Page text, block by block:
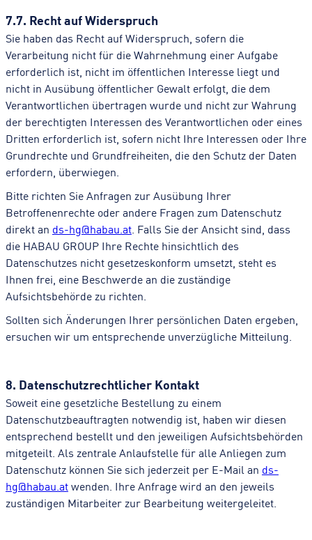
7.7. Recht auf Widerspruch
Sie haben das Recht auf Widerspruch, sofern die
Verarbeitung nicht für die Wahrnehmung einer Aufgabe
erforderlich ist, nicht im öffentlichen Interesse liegt und
nicht in Ausübung öffentlicher Gewalt erfolgt, die dem
Verantwortlichen übertragen wurde und nicht zur Wahrung
der berechtigten Interessen des Verantwortlichen oder eines
Dritten erforderlich ist, sofern nicht Ihre Interessen oder Ihre
Grundrechte und Grundfreiheiten, die den Schutz der Daten
erfordern, überwiegen.
Bitte richten Sie Anfragen zur Ausübung Ihrer
Betroffenenrechte oder andere Fragen zum Datenschutz
direkt an ds-hg@habau.at. Falls Sie der Ansicht sind, dass
die HABAU GROUP Ihre Rechte hinsichtlich des
Datenschutzes nicht gesetzeskonform umsetzt, steht es
Ihnen frei, eine Beschwerde an die zuständige
Aufsichtsbehörde zu richten.
Sollten sich Änderungen Ihrer persönlichen Daten ergeben,
ersuchen wir um entsprechende unverzügliche Mitteilung.
8. Datenschutzrechtlicher Kontakt
Soweit eine gesetzliche Bestellung zu einem
Datenschutzbeauftragten notwendig ist, haben wir diesen
entsprechend bestellt und den jeweiligen Aufsichtsbehörden
mitgeteilt. Als zentrale Anlaufstelle für alle Anliegen zum
Datenschutz können Sie sich jederzeit per E-Mail an ds-
hg@habau.atwenden. Ihre Anfrage wird an den jeweils
zuständigen Mitarbeiter zur Bearbeitung weitergeleitet.